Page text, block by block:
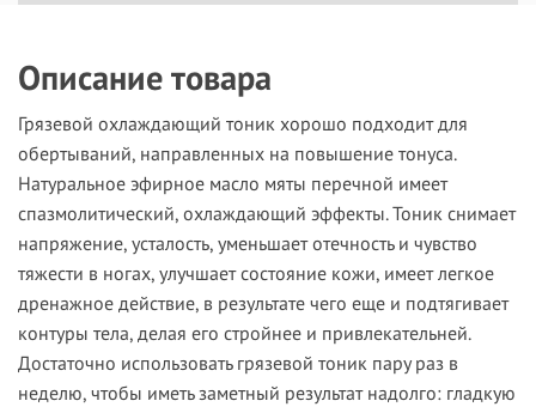
Описание товара
Грязевой охлаждающий тоник хорошо подходит для
обертываний, направленных на повышение тонуса.
Натуральное эфирное масло мяты перечной имеет
спазмолитический, охлаждающий эффекты. Тоник снимает
напряжение, усталость, уменьшает отечность и чувство
тяжести в ногах, улучшает состояние кожи, имеет легкое
дренажное действие, в результате чего еще и подтягивает
контуры тела, делая его стройнее и привлекательней.
Достаточно использовать грязевой тоник пару раз в
неделю, чтобы иметь заметный результат надолго: гладкую